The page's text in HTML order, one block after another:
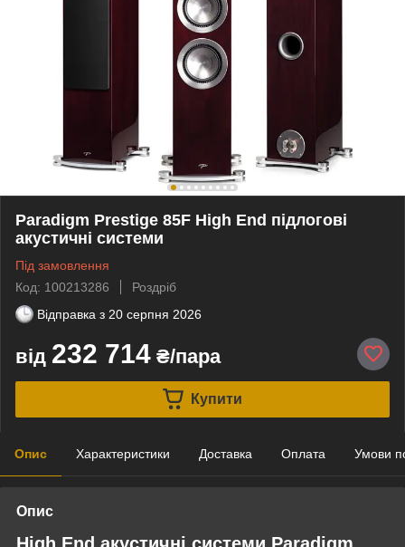
Paradigm Prestige 85F High End підлогові
акустичні системи
Під замовлення
Код: 100213286
Роздріб
Відправка з 20 серпня 2026
від 232 714 ₴/пара
Купити
Опис Характеристики Доставка Оплата Умови
Опис